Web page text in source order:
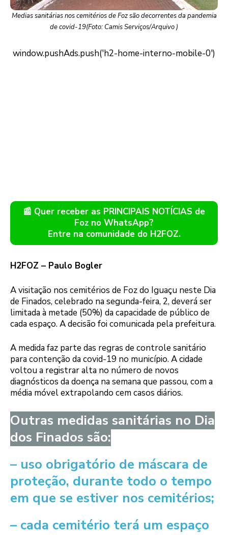
Medias sanitárias nos cemitérios de Foz são decorrentes da pandemia
de covid-19(Foto: Camis Serviços/Arquivo )
📰 Quer receber as PRINCIPAIS NOTÍCIAS de
Foz no WhatsApp?
Entre na comunidade do H2FOZ.
H2FOZ – Paulo Bogler
A visitação nos cemitérios de Foz do Iguaçu neste Dia
de Finados, celebrado na segunda-feira, 2, deverá ser
limitada à metade (50%) da capacidade de público de
cada espaço. A decisão foi comunicada pela prefeitura.
A medida faz parte das regras de controle sanitário
para contenção da covid-19 no município. A cidade
voltou a registrar alta no número de novos
diagnósticos da doença na semana que passou, com a
média móvel extrapolando cem casos diários.
Outras medidas sanitárias no Dia
dos Finados são:
– uso obrigatório de máscara de
proteção, durante todo o tempo
em que se estiver nos cemitérios;
– cada cemitério terá um espaço